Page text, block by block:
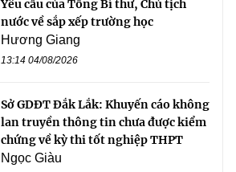
Yêu cầu của Tổng Bí thư, Chủ tịch
nước về sắp xếp trường học
Hương Giang
13:14 04/08/2026
Sở GDĐT Đắk Lắk: Khuyến cáo không
lan truyền thông tin chưa được kiểm
chứng về kỳ thi tốt nghiệp THPT
Ngọc Giàu